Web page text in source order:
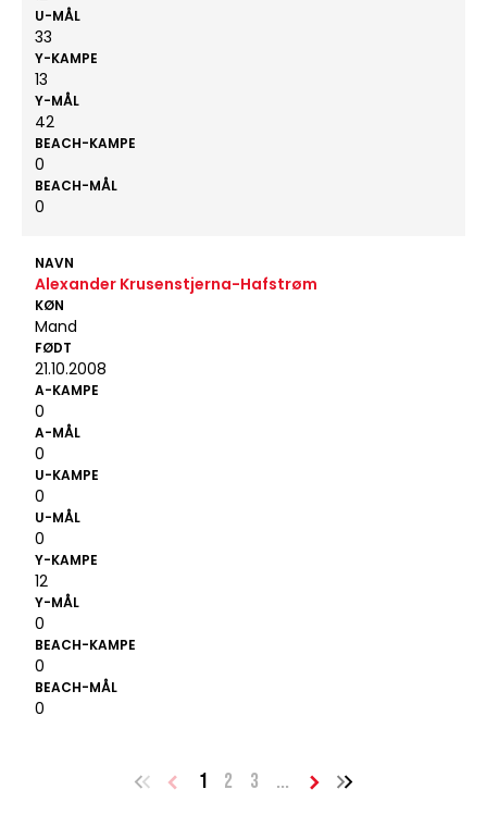
U-MÅL
33
Y-KAMPE
13
Y-MÅL
42
BEACH-KAMPE
0
BEACH-MÅL
0
NAVN
Alexander Krusenstjerna-Hafstrøm
KØN
Mand
FØDT
21.10.2008
A-KAMPE
0
A-MÅL
0
U-KAMPE
0
U-MÅL
0
Y-KAMPE
12
Y-MÅL
0
BEACH-KAMPE
0
BEACH-MÅL
0
1 2 3 ...